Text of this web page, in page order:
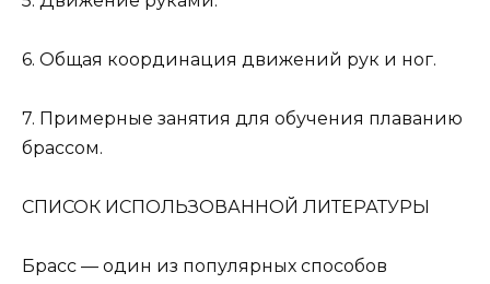
6. Общая координация движений рук и ног.
7. Примерные занятия для обучения плаванию
брассом.
СПИСОК ИСПОЛЬЗОВАННОЙ ЛИТЕРАТУРЫ
Брасс — один из популярных способов